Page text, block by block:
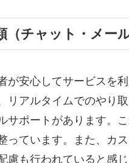
チャット・メール
が安心してサービスを
リアルタイムでのやり
サポートがあります。
っています。また、カ
慮も行われていると感